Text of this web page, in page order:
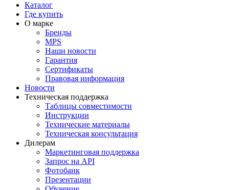
Каталог
Где купить
О марке
Бренды
MPS
Наши новости
Гарантия
Сертификаты
Правовая информация
Новости
Техническая поддержка
Таблицы совместимости
Инструкции
Технические материалы
Техническая консультация
Дилерам
Маркетинговая поддержка
Запрос на API
Фотобанк
Презентации